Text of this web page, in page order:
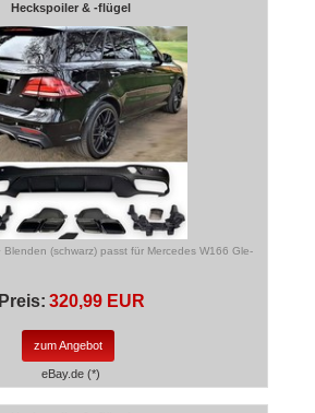
Heckspoiler & -flügel
(schwarz) passt für Mercedes W166 Gle-
Preis: 320,99 EUR
zum Angebot
eBay.de (*)